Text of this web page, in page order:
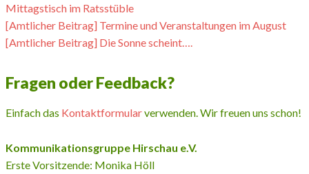
Mittagstisch im Ratsstüble
[Amtlicher Beitrag] Termine und Veranstaltungen im August
[Amtlicher Beitrag] Die Sonne scheint….
Fragen oder Feedback?
Einfach das Kontaktformularverwenden. Wir freuen uns schon!
Kommunikationsgruppe Hirschau e.V.
Erste Vorsitzende: Monika Höll